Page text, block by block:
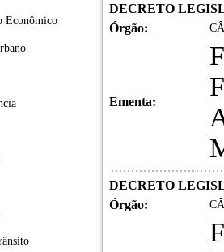
Econômico
DECRETO
Órgão:
Ementa:
DECRETO
Órgão: